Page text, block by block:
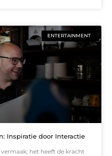
ENTERTAINMENT
Inspiratie door Interactie
het heeft de kracht